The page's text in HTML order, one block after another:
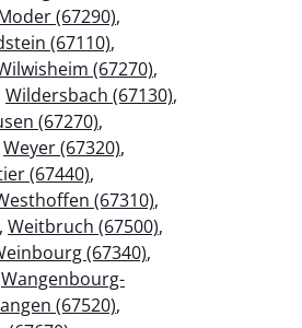
(67290),
(67110),
(67270),
Wildersbach (67130),
(67270),
Weyer (67320),
(67440),
(67310),
, Weitbruch (67500),
(67340),
Wangenbourg-
(67520),